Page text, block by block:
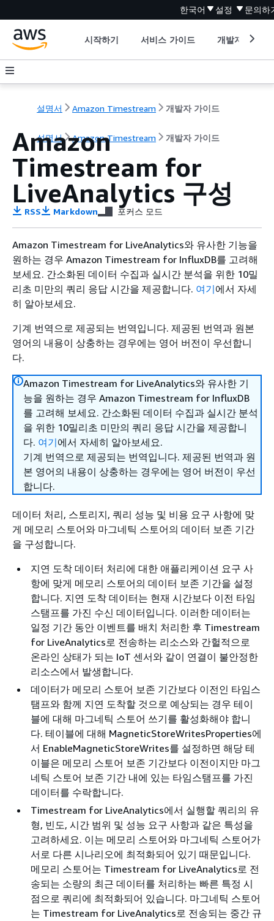
한국어 설정 문의하
시작하기 서비스 가이드 개발자 도구
설명서 Amazon Timestream 개발자 가이드
설명서 Amazon Timestream 개발자 가이드
Amazon
Timestream for
LiveAnalytics 구성
RSS Markdown 포커스 모드
Amazon Timestream for LiveAnalytics와 유사한 기능을
원하는 경우 Amazon Timestream for InfluxDB를 고려해
보세요. 간소화된 데이터 수집과 실시간 분석을 위한 10밀
리초 미만의 쿼리 응답 시간을 제공합니다. 여기에서 자세
히 알아보세요.
기계 번역으로 제공되는 번역입니다. 제공된 번역과 원본
영어의 내용이 상충하는 경우에는 영어 버전이 우선합니
다.
Amazon Timestream for LiveAnalytics와 유사한 기
능을 원하는 경우 Amazon Timestream for InfluxDB
를 고려해 보세요. 간소화된 데이터 수집과 실시간 분석
을 위한 10밀리초 미만의 쿼리 응답 시간을 제공합니
다. 여기에서 자세히 알아보세요.
기계 번역으로 제공되는 번역입니다. 제공된 번역과 원
본 영어의 내용이 상충하는 경우에는 영어 버전이 우선
합니다.
데이터 처리, 스토리지, 쿼리 성능 및 비용 요구 사항에 맞
게 메모리 스토어와 마그네틱 스토어의 데이터 보존 기간
을 구성합니다.
지연 도착 데이터 처리에 대한 애플리케이션 요구 사
항에 맞게 메모리 스토어의 데이터 보존 기간을 설정
합니다. 지연 도착 데이터는 현재 시간보다 이전 타임
스탬프를 가진 수신 데이터입니다. 이러한 데이터는
일정 기간 동안 이벤트를 배치 처리한 후 Timestream
for LiveAnalytics로 전송하는 리소스와 간헐적으로
온라인 상태가 되는 IoT 센서와 같이 연결이 불안정한
리소스에서 발생합니다.
데이터가 메모리 스토어 보존 기간보다 이전인 타임스
탬프와 함께 지연 도착할 것으로 예상되는 경우 테이
블에 대해 마그네틱 스토어 쓰기를 활성화해야 합니
다. 테이블에 대해 MagneticStoreWritesProperties에
서 EnableMagneticStoreWrites를 설정하면 해당 테
이블은 메모리 스토어 보존 기간보다 이전이지만 마그
네틱 스토어 보존 기간 내에 있는 타임스탬프를 가진
데이터를 수락합니다.
Timestream for LiveAnalytics에서 실행할 쿼리의 유
형, 빈도, 시간 범위 및 성능 요구 사항과 같은 특성을
고려하세요. 이는 메모리 스토어와 마그네틱 스토어가
서로 다른 시나리오에 최적화되어 있기 때문입니다.
메모리 스토어는 Timestream for LiveAnalytics로 전
송되는 소량의 최근 데이터를 처리하는 빠른 특정 시
점으로 쿼리에 최적화되어 있습니다. 마그네틱 스토어
는 Timestream for LiveAnalytics로 전송되는 중간 규